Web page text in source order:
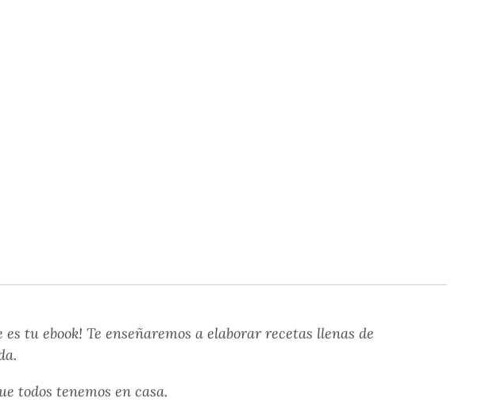
tu ebook! Te enseñaremos a elaborar recetas llenas de
todos tenemos en casa.